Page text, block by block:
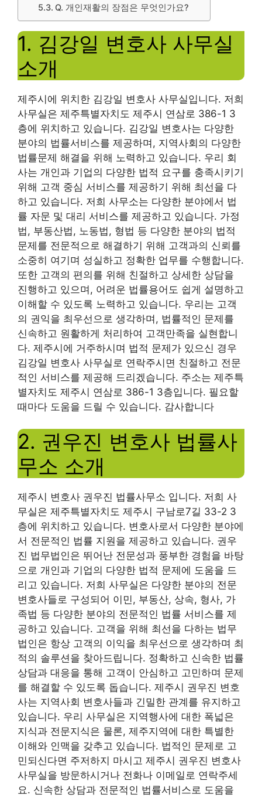
Q. 개인재활의 장점은 무엇인가요?
1. 김강일 변호사 사무실
소개
제주시에 위치한 김강일 변호사 사무실입니다. 저희
사무실은 제주특별자치도 제주시 연삼로 386-1 3
층에 위치하고 있습니다. 김강일 변호사는 다양한
분야의 법률서비스를 제공하며, 지역사회의 다양한
법률문제 해결을 위해 노력하고 있습니다. 우리 회
사는 개인과 기업의 다양한 법적 요구를 충족시키기
위해 고객 중심 서비스를 제공하기 위해 최선을 다
하고 있습니다. 저희 사무소는 다양한 분야에서 법
률 자문 및 대리 서비스를 제공하고 있습니다. 가정
법, 부동산법, 노동법, 형법 등 다양한 분야의 법적
문제를 전문적으로 해결하기 위해 고객과의 신뢰를
소중히 여기며 성실하고 정확한 업무를 수행합니다.
또한 고객의 편의를 위해 친절하고 상세한 상담을
진행하고 있으며, 어려운 법률용어도 쉽게 설명하고
이해할 수 있도록 노력하고 있습니다. 우리는 고객
의 권익을 최우선으로 생각하며, 법률적인 문제를
신속하고 원활하게 처리하여 고객만족을 실현합니
다. 제주시에 거주하시며 법적 문제가 있으신 경우
김강일 변호사 사무실로 연락주시면 친절하고 전문
적인 서비스를 제공해 드리겠습니다. 주소는 제주특
별자치도 제주시 연삼로 386-1 3층입니다. 필요할
때마다 도움을 드릴 수 있습니다. 감사합니다
2. 권우진 변호사 법률사
무소 소개
제주시 변호사 권우진 법률사무소 입니다. 저희 사
무실은 제주특별자치도 제주시 구남로7길 33-2 3
층에 위치하고 있습니다. 변호사로서 다양한 분야에
서 전문적인 법률 지원을 제공하고 있습니다. 권우
진 법무법인은 뛰어난 전문성과 풍부한 경험을 바탕
으로 개인과 기업의 다양한 법적 문제에 도움을 드
리고 있습니다. 저희 사무실은 다양한 분야의 전문
변호사들로 구성되어 이민, 부동산, 상속, 형사, 가
족법 등 다양한 분야의 전문적인 법률 서비스를 제
공하고 있습니다. 고객을 위해 최선을 다하는 법무
법인은 항상 고객의 이익을 최우선으로 생각하며 최
적의 솔루션을 찾아드립니다. 정확하고 신속한 법률
상담과 대응을 통해 고객이 안심하고 고민하며 문제
를 해결할 수 있도록 돕습니다. 제주시 권우진 변호
사는 지역사회 변호사들과 긴밀한 관계를 유지하고
있습니다. 우리 사무실은 지역행사에 대한 폭넓은
지식과 전문지식은 물론, 제주지역에 대한 특별한
이해와 인맥을 갖추고 있습니다. 법적인 문제로 고
민되신다면 주저하지 마시고 제주시 권우진 변호사
사무실을 방문하시거나 전화나 이메일로 연락주세
요. 신속한 상담과 전문적인 법률서비스로 도움을